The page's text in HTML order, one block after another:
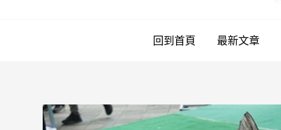
回到首頁 最新文章